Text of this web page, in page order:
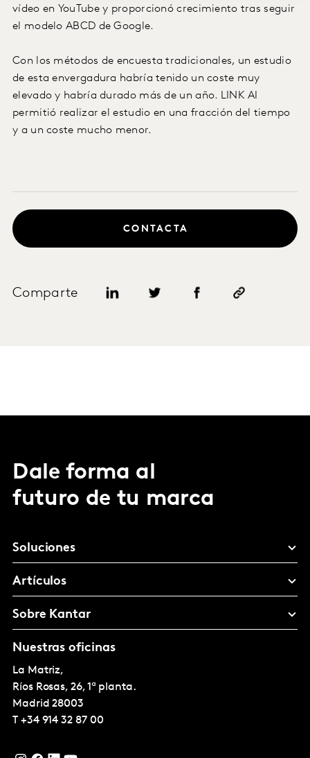
vídeo en YouTube y proporcionó crecimiento tras seguir
el modelo ABCD de Google.
Con los métodos de encuesta tradicionales, un estudio
de esta envergadura habría tenido un coste muy
elevado y habría durado más de un año. LINK AI
permitió realizar el estudio en una fracción del tiempo
y a un coste mucho menor.
Comparte
CONTACTA
Dale forma al
futuro de tu marca
Soluciones
Artículos
Sobre Kantar
Nuestras oficinas
La Matriz,
Ríos Rosas, 26, 1ª planta.
Madrid 28003
T +34 914 32 87 00